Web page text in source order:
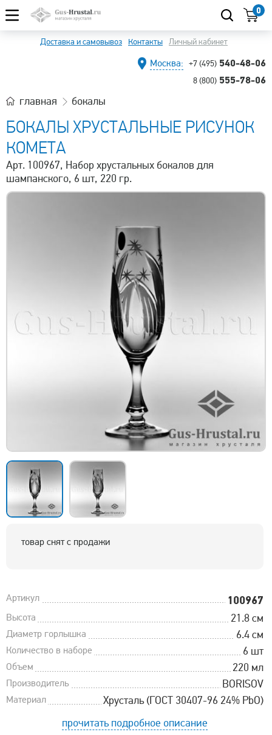
0
Доставка и самовывоз Контакты Личный кабинет
Москва: +7 (495) 540-48-06
8 (800) 555-78-06
главная бокалы
БОКАЛЫ ХРУСТАЛЬНЫЕ РИСУНОК
КОМЕТА
Арт. 100967, Набор хрустальных бокалов для
шампанского, 6 шт, 220 гр.
товар снят с продажи
Артикул 100967
Высота 21.8 см
Диаметр горлышка 6.4 см
Количество в наборе 6 шт
Объем 220 мл
Производитель BORISOV
Материал
Хрусталь (ГОСТ 30407-96 24% PbO)
прочитать подробное описание